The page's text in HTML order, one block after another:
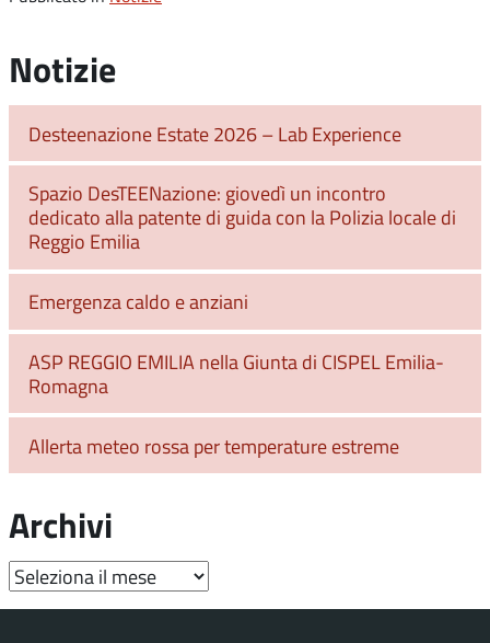
Notizie
Desteenazione Estate 2026 – Lab Experience
Spazio DesTEENazione: giovedì un incontro
dedicato alla patente di guida con la Polizia locale di
Reggio Emilia
Emergenza caldo e anziani
ASP REGGIO EMILIA nella Giunta di CISPEL Emilia-
Romagna
Allerta meteo rossa per temperature estreme
Archivi
Archivi